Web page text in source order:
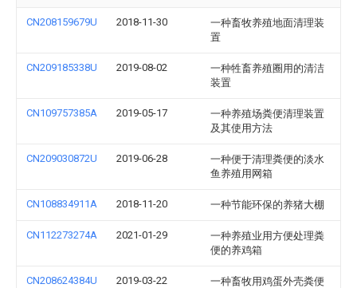
CN208159679U 2018-11-30
一种畜牧养殖地面清理装
置
CN209185338U 2019-08-02
一种牲畜养殖圈用的清洁
装置
CN109757385A 2019-05-17
一种养殖场粪便清理装置
及其使用方法
CN209030872U 2019-06-28
一种便于清理粪便的淡水
鱼养殖用网箱
CN108834911A 2018-11-20 一种节能环保的养猪大棚
CN112273274A 2021-01-29
一种养殖业用方便处理粪
便的养鸡箱
CN208624384U 2019-03-22
一种畜牧用鸡蛋外壳粪便